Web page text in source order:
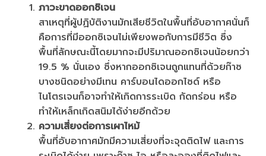
ภาวะขาดออกซิเจน
สาเหตุที่ผู้ปฏิบัติงานมักเสียชีวิตในพื้นที่อับอากาศนั่นก็
คือการที่มีออกซิเจนไม่เพียงพอกับการมีชีวิต ซึ่ง
พื้นที่ลักษณะนี้โดยมากจะมีปริมาณออกซิเจนน้อยกว่า
19.5 % นั่นเอง ซึ่งหากออกซิเจนถูกแทนที่ด้วยก๊าซ
บางชนิดอย่างมีเทน คาร์บอนไดออกไซด์ หรือ
ไนโตรเจนก็อาจทำให้เกิดการระเบิด กัดกร่อน หรือ
ทำให้เหล็กเกิดสนิมได้ง่ายอีกด้วย
ความเสี่ยงต่อการเผาไหม้
พื้นที่อับอากาศมักมีความเสี่ยงที่จะจุดติดไฟ และการ